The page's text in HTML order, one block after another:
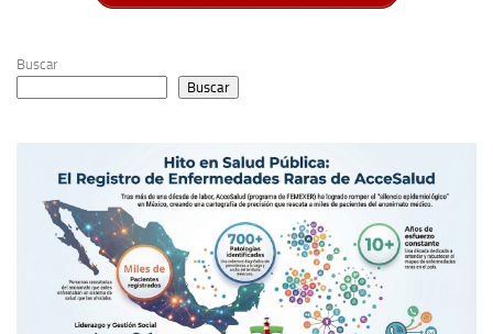
Buscar
Buscar